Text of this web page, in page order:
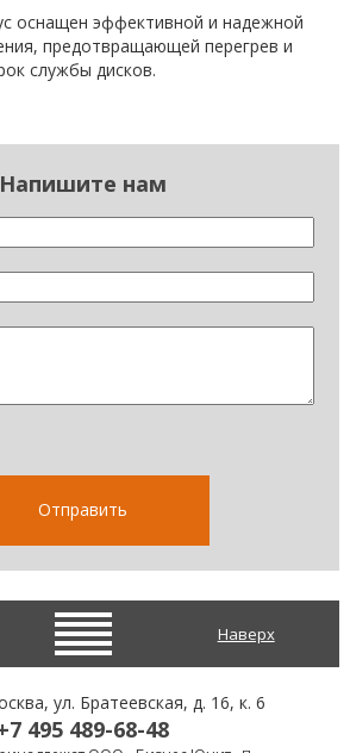
оснащен эффективной и надежной
предотвращающей перегрев и
службы дисков.
Напишите нам
Наверх
,ул. Братеевская, д. 16, к. 6
495 489-68-48